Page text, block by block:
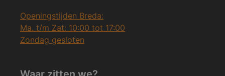
Openingstijden Breda:
Ma. t/m Zat: 10:00 tot 17:00
Zondag gesloten